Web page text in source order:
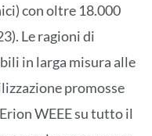
con oltre 18.000
Le ragioni di
in larga misura alle
promosse
WEEE su tutto il